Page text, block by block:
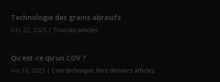
Technologie des grains abrasifs
Déc 22, 2025 |Tous les articles
Qu’est-ce qu’un COV ?
Avr 16, 2025 | Coin technique, Nos derniers articles